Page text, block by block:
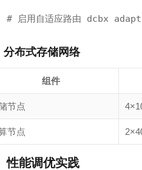
# 启用自适应路由 dcbx
分布式存储网络
组件
节点
节点
性能调优实践